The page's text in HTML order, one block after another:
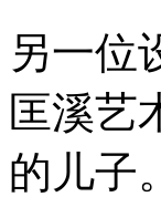
另一位
匡溪艺
的儿子